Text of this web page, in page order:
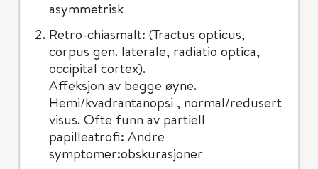
asymmetrisk
Retro-chiasmalt: (Tractus opticus,
corpus gen. laterale, radiatio optica,
occipital cortex).
Affeksjon av begge øyne.
Hemi/kvadrantanopsi , normal/redusert
visus. Ofte funn av partiell
papilleatrofi: Andre
symptomer:obskurasjoner